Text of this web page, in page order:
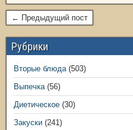
← Предыдущий пост
Рубрики
Вторые блюда (503)
Выпечка (56)
Диетическое (30)
Закуски (241)